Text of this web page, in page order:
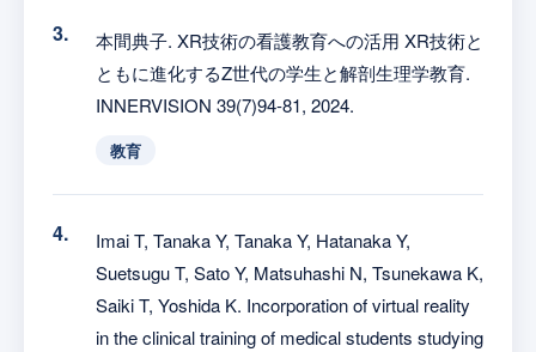
本間典子. XR技術の看護教育への活用 XR技術と
ともに進化するZ世代の学生と解剖生理学教育.
INNERVISION 39(7)94-81, 2024.
教育
Imai T, Tanaka Y, Tanaka Y, Hatanaka Y,
Suetsugu T, Sato Y, Matsuhashi N, Tsunekawa K,
Saiki T, Yoshida K. Incorporation of virtual reality
in the clinical training of medical students studying